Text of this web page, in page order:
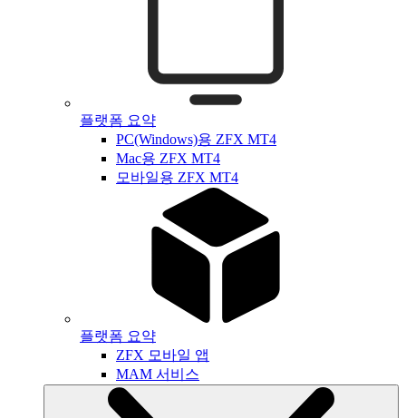
플랫폼 요약
PC(Windows)용 ZFX MT4
Mac용 ZFX MT4
모바일용 ZFX MT4
플랫폼 요약
ZFX 모바일 앱
MAM 서비스